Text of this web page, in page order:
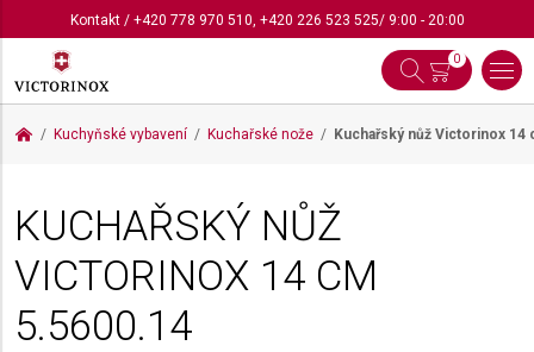
Kontakt/ +420 778 970 510, +420 226 523 525/ 9:00 - 20:00
0
Kuchyňské vybavení Kuchařské nože Kuchařský nůž Victorinox 14
KUCHAŘSKÝ NŮŽ
VICTORINOX 14 CM
5.5600.14